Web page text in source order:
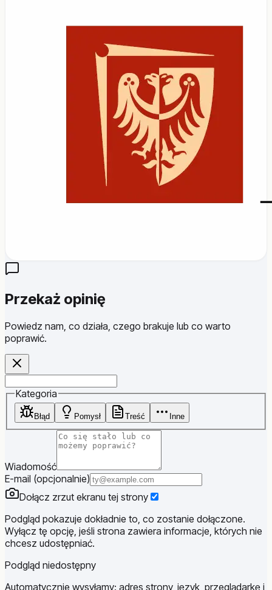
Przekaż opinię
Powiedz nam, co działa, czego brakuje lub co warto
poprawić.
Website
Kategoria
Błąd Pomysł Treść Inne
Wiadomość
E-mail (opcjonalnie)
Dołącz zrzut ekranu tej strony
Podgląd pokazuje dokładnie to, co zostanie dołączone.
Wyłącz tę opcję, jeśli strona zawiera informacje, których nie
chcesz udostępniać.
Podgląd niedostępny
Automatycznie wysyłamy: adres strony, język, przeglądarkę i